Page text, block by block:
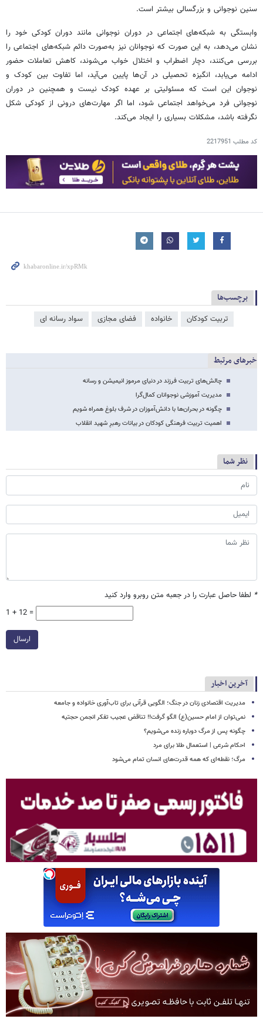
سنین نوجوانی و بزرگسالی بیشتر است.
وابستگی به شبکه‌های اجتماعی در دوران نوجوانی مانند دوران کودکی خود را
نشان می‌دهد، به این صورت که نوجوانان نیز به‌صورت دائم شبکه‌های اجتماعی را
بررسی می‌کنند، دچار اضطراب و اختلال خواب می‌شوند، کاهش تعاملات حضور
ادامه می‌یابد، انگیزه تحصیلی در آن‌ها پایین می‌آید، اما تفاوت بین کودک و
نوجوان این است که مسئولیتی بر عهده کودک نیست و همچنین در دوران
نوجوانی فرد می‌خواهد اجتماعی شود، اما اگر مهارت‌های درونی از کودکی شکل
نگرفته باشد، مشکلات بسیاری را ایجاد می‌کند.
کد مطلب 2217951
برچسب‌ها
تربیت کودکان خانواده فضای مجازی سواد رسانه ای
خبرهای مرتبط
چالش‌های تربیت فرزند در دنیای مرموز انیمیشن‌ و رسانه
مدیریت آموزشی نوجوانان کمال‌گرا
چگونه در بحران‌ها با دانش‌آموزان در شرف بلوغ همراه شویم
اهمیت تربیت فرهنگی کودکان در بیانات رهبرِ شهید انقلاب
نظر شما
* لطفا حاصل عبارت را در جعبه متن روبرو وارد کنید
1 + 12 =
ارسال
آخرین اخبار
مدیریت اقتصادی زنان در جنگ؛ الگویی قرآنی برای تاب‌آوری خانواده و جامعه
نمی‌توان از امام حسین(ع) الگو گرفت‼ تناقض عجیب تفکر انجمن حجتیه
چگونه پس از مرگ دوباره زنده می‌شویم؟
احکام شرعی | استعمال طلا برای مرد
مرگ؛ نقطه‌ای که همه قدرت‌های انسان تمام می‌شود